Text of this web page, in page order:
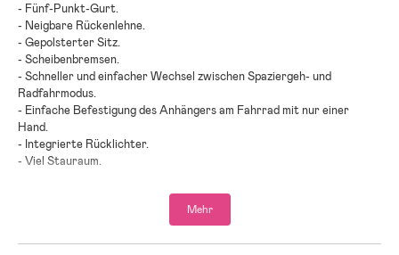
- Fünf-Punkt-Gurt.
- Neigbare Rückenlehne.
- Gepolsterter Sitz.
- Scheibenbremsen.
- Schneller und einfacher Wechsel zwischen Spaziergeh- und
Radfahrmodus.
- Einfache Befestigung des Anhängers am Fahrrad mit nur einer
Hand.
- Integrierte Rücklichter.
- Viel Stauraum.
- Kann einfach zusammenklappt und auf Reisen mitgenommen werden.
- Der Anhänger hat einen integrierten Regenschutz und ein
Mehr